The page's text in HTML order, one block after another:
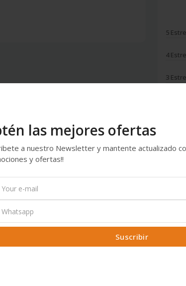
las mejores ofertas
a nuestro Newsletter y mantente actualizado
y ofertas!!
Suscribir
5
4
3